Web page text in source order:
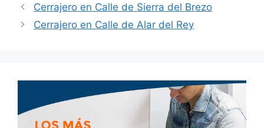
Cerrajero en Calle de Sierra del Brezo
Cerrajero en Calle de Alar del Rey